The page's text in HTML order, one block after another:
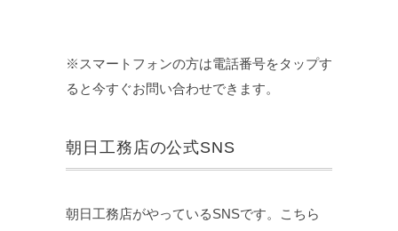
※スマートフォンの方は電話番号をタップす
ると今すぐお問い合わせできます。
朝日工務店の公式SNS
朝日工務店がやっているSNSです。こちら